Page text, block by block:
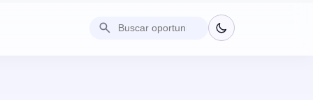
search